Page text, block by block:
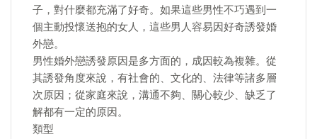
子，對什麼都充滿了好奇。如果這些男性不巧遇到一
個主動投懷送抱的女人，這些男人容易因好奇誘發婚
外戀。
男性婚外戀誘發原因是多方面的，成因較為複雜。從
其誘發角度來說，有社會的、文化的、法律等諸多層
次原因；從家庭來說，溝通不夠、關心較少、缺乏了
解都有一定的原因。
類型